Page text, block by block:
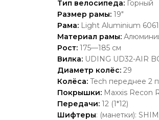
Тип велосипеда: Горный
Размер рамы: 19"
Рама: Light Aluminium
Материал рамы:
Рост: 175—185 см
Вилка: UDING UD32-AIR
Диаметр колёс: 29
Колёса: Tech переднее 2
Покрышки: Maxxis Recon
Передачи: 12 (1*12)
Шифтеры: (манетки):